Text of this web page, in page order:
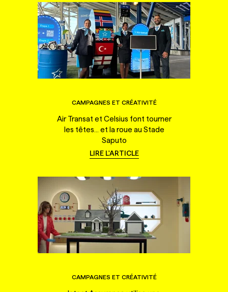
CAMPAGNES ET CRÉATIVITÉ
Air Transat et Celsius font tourner
les têtes... et la roue au Stade
Saputo
LIRE L'ARTICLE
CAMPAGNES ET CRÉATIVITÉ